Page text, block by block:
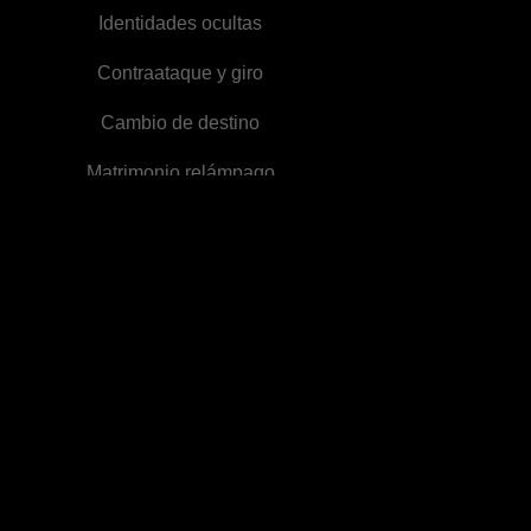
Identidades ocultas
Contraataque y giro
Cambio de destino
Matrimonio relámpago